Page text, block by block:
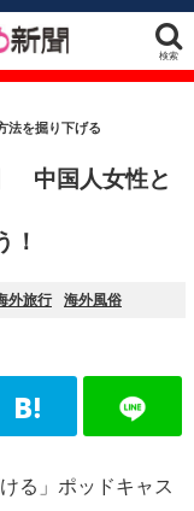
検索
法を掘り下げる
中国人女性と
外旅行 海外風俗
る」ポッドキャス